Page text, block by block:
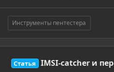
Инструменты пентестера
Статья IMSI-catcher и перехват мобильного трафика: как